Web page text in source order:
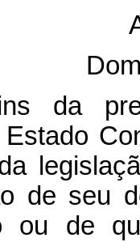
da
de seu
ou de